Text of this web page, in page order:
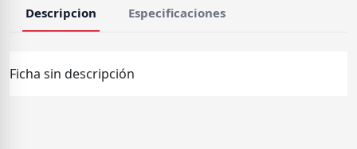
Descripcion Especificaciones
Ficha sin descripción